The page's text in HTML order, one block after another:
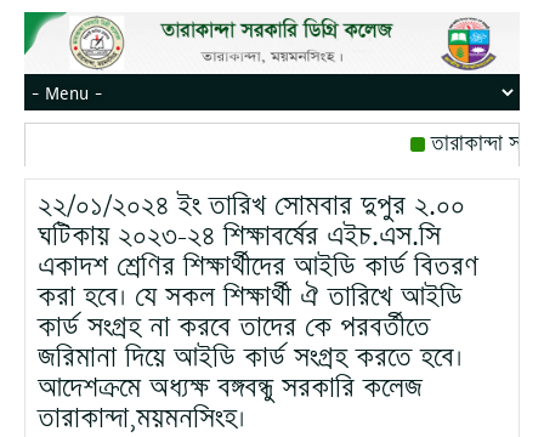
তারাকান্দা
রোজ বৃহস্পতিবার।
মোবাইল নম্বর:
২২/০১/২০২৪ ইং তারিখ সোমবার দুপুর ২.০০
ঘটিকায় ২০২৩-২৪ শিক্ষাবর্ষের এইচ.এস.সি
একাদশ শ্রেণির শিক্ষার্থীদের আইডি কার্ড বিতরণ
করা হবে। যে সকল শিক্ষার্থী ঐ তারিখে আইডি
কার্ড সংগ্রহ না করবে তাদের কে পরবর্তীতে
জরিমানা দিয়ে আইডি কার্ড সংগ্রহ করতে হবে।
আদেশক্রমে অধ্যক্ষ বঙ্গবন্ধু সরকারি কলেজ
তারাকান্দা,ময়মনসিংহ।